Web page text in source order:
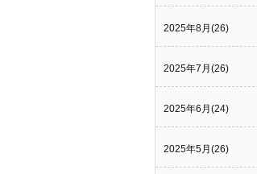
2025年8月(26)
2025年7月(26)
2025年6月(24)
2025年5月(26)